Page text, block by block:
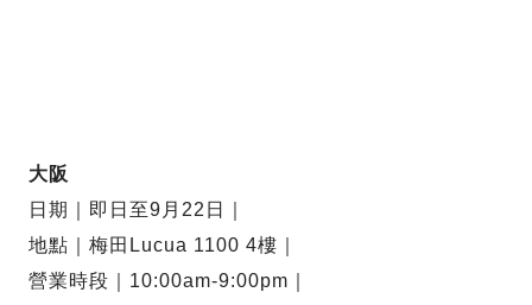
大阪
日期｜即日至9月22日｜
地點｜梅田Lucua 1100 4樓｜
營業時段｜10:00am-9:00pm｜